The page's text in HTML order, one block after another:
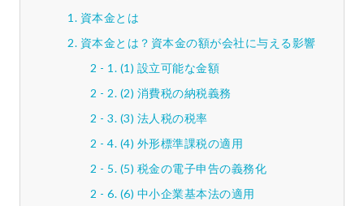
資本金とは
資本金とは？資本金の額が会社に与える影響
(1) 設立可能な金額
(2) 消費税の納税義務
(3) 法人税の税率
(4) 外形標準課税の適用
(5) 税金の電子申告の義務化
(6) 中小企業基本法の適用